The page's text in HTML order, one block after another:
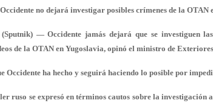
no dejará investigar posibles crímenes de la OTAN
(Sputnik) — Occidente jamás dejará que se investiguen
de la OTAN en Yugoslavia, opinó el ministro de
Occidente ha hecho y seguirá haciendo lo posible por
ruso se expresó en términos cautos sobre la